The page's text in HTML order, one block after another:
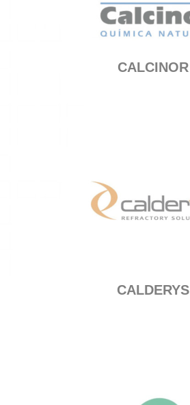
CALCINOR
CALDERYS